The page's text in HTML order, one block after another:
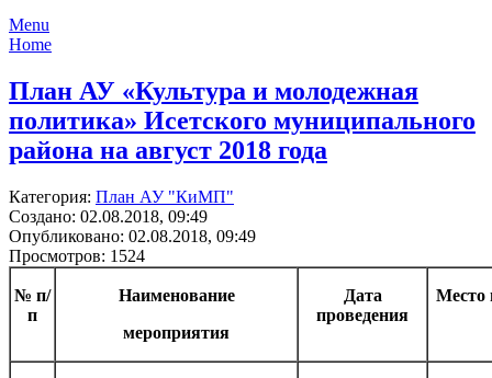
Menu
Home
План АУ «Культура и молодежная
политика» Исетского муниципального
района на август 2018 года
Категория: План АУ "КиМП"
Создано: 02.08.2018, 09:49
Опубликовано: 02.08.2018, 09:49
Просмотров: 1524
№ п/
п
Наименование
мероприятия
Дата
проведения
Место